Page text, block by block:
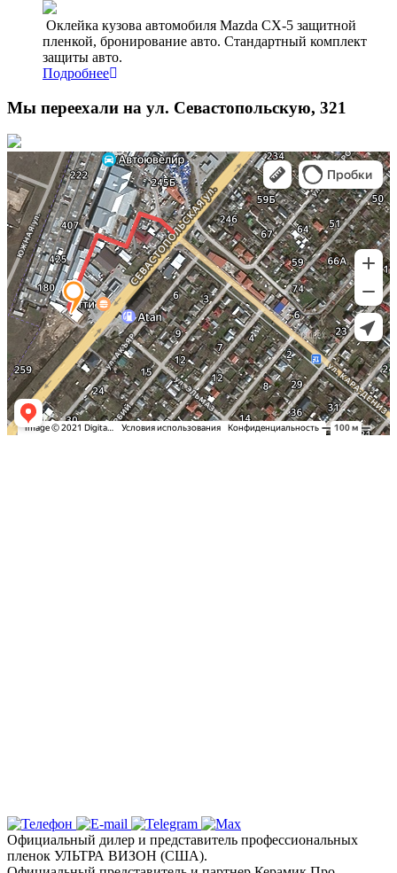
Оклейка кузова автомобиля Mazda CX-5 защитной
пленкой, бронирование авто. Стандартный комплект
защиты авто.
Подробнее
Мы переехали на ул. Севастопольскую, 321
Официальный дилер и представитель профессиональных
пленок УЛЬТРА ВИЗОН (США).